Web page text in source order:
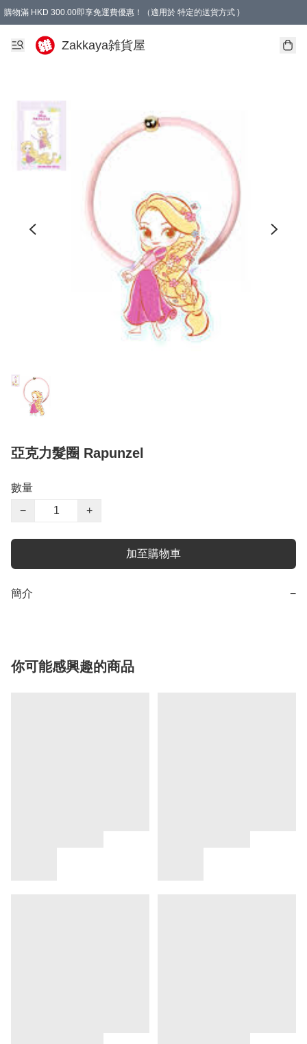
購物滿 HKD 300.00即享免運費優惠！（適用於 特定的送貨方式 )
Zakkaya雑貨屋
亞克力髮圈 Rapunzel
數量
−
+
加至購物車
簡介 −
你可能感興趣的商品